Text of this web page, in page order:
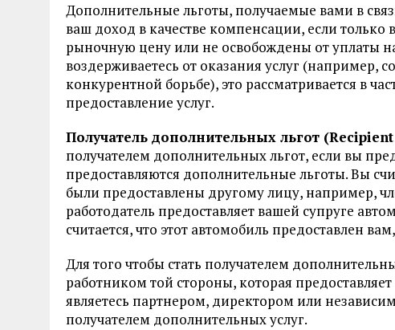
Дополнительные льготы, получаемые вами в
ваш доход в качестве компенсации, если
рыночную цену или не освобождены от уплаты
воздерживаетесь от оказания услуг (например,
конкурентной борьбе), это рассматривается в
предоставление услуг.
Получатель дополнительных льгот
получателем дополнительных льгот, если вы
предоставляются дополнительные льготы. Вы
были предоставлены другому лицу, например,
работодатель предоставляет вашей супруге
считается, что этот автомобиль предоставлен
Для того чтобы стать получателем
работником той стороны, которая
являетесь партнером, директором или
получателем дополнительных услуг.